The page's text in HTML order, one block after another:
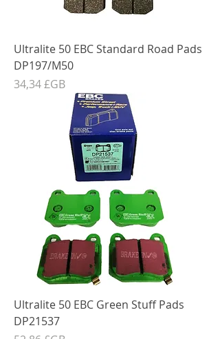
Ultralite 50 EBC Standard Road Pads
DP197/M50
Prix
34,34 £GB
Ultralite 50 EBC Green Stuff Pads
DP21537